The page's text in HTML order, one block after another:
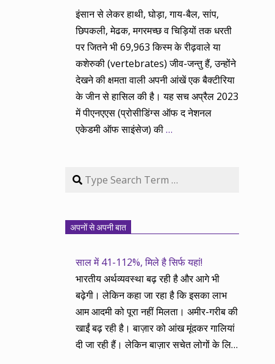
इंसान से लेकर हाथी, घोड़ा, गाय-बैल, सांप,
छिपकली, मेढक, मगरमच्छ व चिड़ियों तक धरती
पर जितने भी 69,963 किस्म के रीढ़वाले या
कशेरुकी (vertebrates) जीव-जन्तु हैं, उन्होंने
देखने की क्षमता वाली अपनी आंखें एक बैक्टीरिया
के जीन से हासिल की है। यह सच अप्रैल 2023
में पीएनएएस (प्रोसीडिंग्स ऑफ द नेशनल
एकेडमी ऑफ साइंसेज) की…
Search
अपनों से अपनी बात
साल में 41-112%, मिले है सिर्फ यहां!
भारतीय अर्थव्यवस्था बढ़ रही है और आगे भी
बढ़ेगी। लेकिन कहा जा रहा है कि इसका लाभ
आम आदमी को पूरा नहीं मिलता। अमीर-गरीब की
खाईं बढ़ रही है। बाज़ार को आंख मूंदकर गालियां
दी जा रही हैं। लेकिन बाज़ार सचेत लोगों के लिए